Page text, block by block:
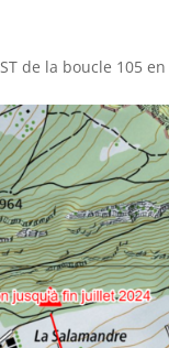
de la boucle 105